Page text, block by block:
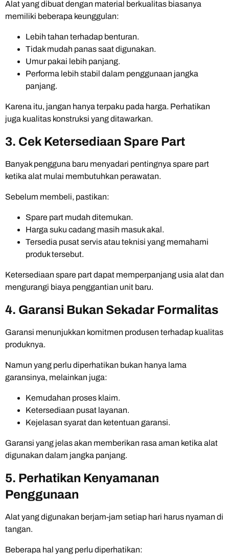
Alat yang dibuat dengan material berkualitas biasanya
memiliki beberapa keunggulan:
Lebih tahan terhadap benturan.
Tidak mudah panas saat digunakan.
Umur pakai lebih panjang.
Performa lebih stabil dalam penggunaan jangka
panjang.
Karena itu, jangan hanya terpaku pada harga. Perhatikan
juga kualitas konstruksi yang ditawarkan.
3. Cek Ketersediaan Spare Part
Banyak pengguna baru menyadari pentingnya spare part
ketika alat mulai membutuhkan perawatan.
Sebelum membeli, pastikan:
Spare part mudah ditemukan.
Harga suku cadang masih masuk akal.
Tersedia pusat servis atau teknisi yang memahami
produk tersebut.
Ketersediaan spare part dapat memperpanjang usia alat dan
mengurangi biaya penggantian unit baru.
4. Garansi Bukan Sekadar Formalitas
Garansi menunjukkan komitmen produsen terhadap kualitas
produknya.
Namun yang perlu diperhatikan bukan hanya lama
garansinya, melainkan juga:
Kemudahan proses klaim.
Ketersediaan pusat layanan.
Kejelasan syarat dan ketentuan garansi.
Garansi yang jelas akan memberikan rasa aman ketika alat
digunakan dalam jangka panjang.
5. Perhatikan Kenyamanan
Penggunaan
Alat yang digunakan berjam-jam setiap hari harus nyaman di
tangan.
Beberapa hal yang perlu diperhatikan: